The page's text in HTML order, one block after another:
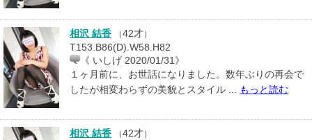
相沢 結香 （42才）
T153.B86(D).W58.H82
《 いしげ 2020/01/31》
１ヶ月前に、お世話になりました。数年ぶりの再会で
したが相変わらずの美貌とスタイル ...
もっと読む
相沢 結香 （42才）